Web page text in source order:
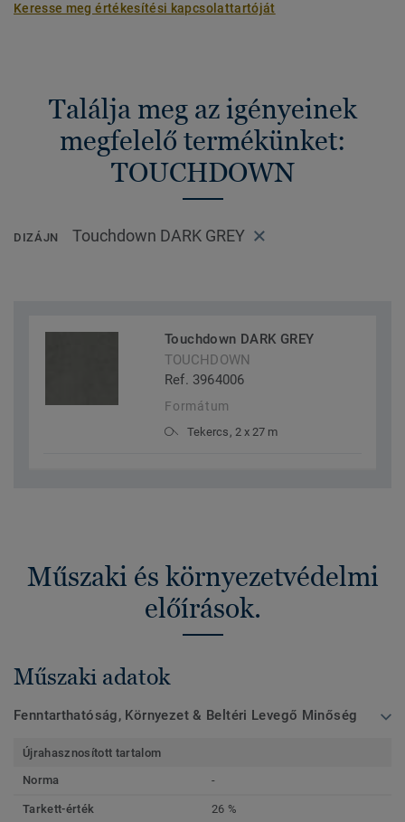
Keresse meg értékesítési kapcsolattartóját
Találja meg az igényeinek
megfelelő termékünket:
TOUCHDOWN
DIZÁJN Touchdown DARK GREY
Touchdown DARK GREY
TOUCHDOWN
Ref. 3964006
Formátum
Tekercs, 2 x 27 m
Műszaki és környezetvédelmi
előírások.
Műszaki adatok
Fenntarthatóság, Környezet & Beltéri Levegő Minőség
Újrahasznosított tartalom
Norma
-
Tarkett-érték 26 %